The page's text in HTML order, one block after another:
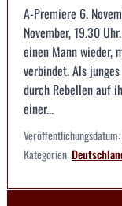
A-Premiere 6.
November, 19.30
einen Mann wieder,
verbindet. Als
durch Rebellen auf
einer...
Veröffentlichungsdatum:
Kategorien: